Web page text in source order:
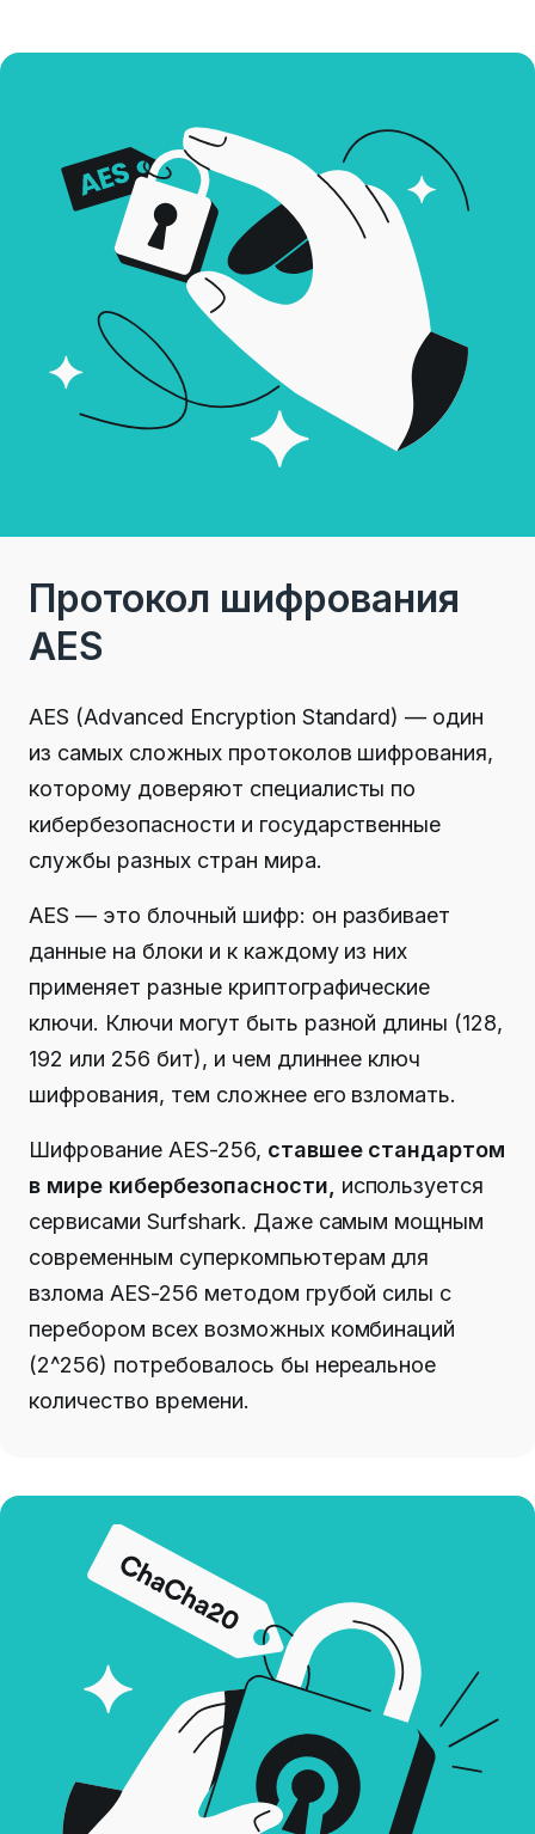
Протокол шифрования
AES
AES (Advanced Encryption Standard) — один
из самых сложных протоколов шифрования,
которому доверяют специалисты по
кибербезопасности и государственные
службы разных стран мира.
AES — это блочный шифр: он разбивает
данные на блоки и к каждому из них
применяет разные криптографические
ключи. Ключи могут быть разной длины (128,
192 или 256 бит), и чем длиннее ключ
шифрования, тем сложнее его взломать.
Шифрование AES-256, ставшее стандартом
в мире кибербезопасности, используется
сервисами Surfshark. Даже самым мощным
современным суперкомпьютерам для
взлома AES-256 методом грубой силы с
перебором всех возможных комбинаций
(2^256) потребовалось бы нереальное
количество времени.